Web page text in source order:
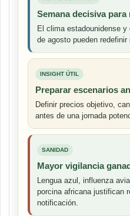
Semana decisiva para
El clima estadounidense
de agosto pueden redefinir
INSIGHT ÚTIL
Preparar escenarios
Definir precios objetivo,
antes de una jornada
SANIDAD
Mayor vigilancia
Lengua azul, influenza
porcina africana justifican
notificación.